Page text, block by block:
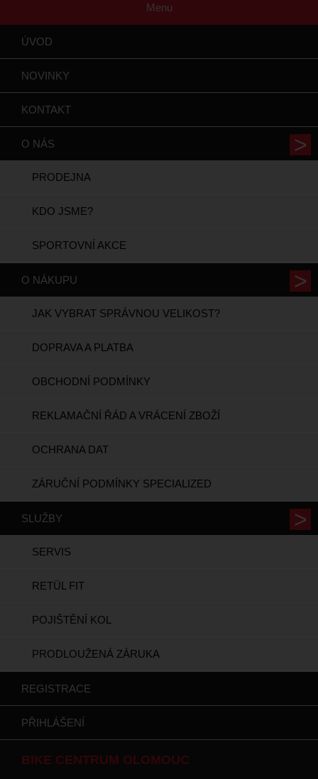
Menu
ÚVOD
NOVINKY
KONTAKT
O NÁS
PRODEJNA
KDO JSME?
SPORTOVNÍ AKCE
O NÁKUPU
JAK VYBRAT SPRÁVNOU VELIKOST?
DOPRAVA A PLATBA
OBCHODNÍ PODMÍNKY
REKLAMAČNÍ ŘÁD A VRÁCENÍ ZBOŽÍ
OCHRANA DAT
ZÁRUČNÍ PODMÍNKY SPECIALIZED
SLUŽBY
SERVIS
RETÜL FIT
POJIŠTĚNÍ KOL
PRODLOUŽENÁ ZÁRUKA
REGISTRACE
PŘIHLÁŠENÍ
BIKE CENTRUM OLOMOUC